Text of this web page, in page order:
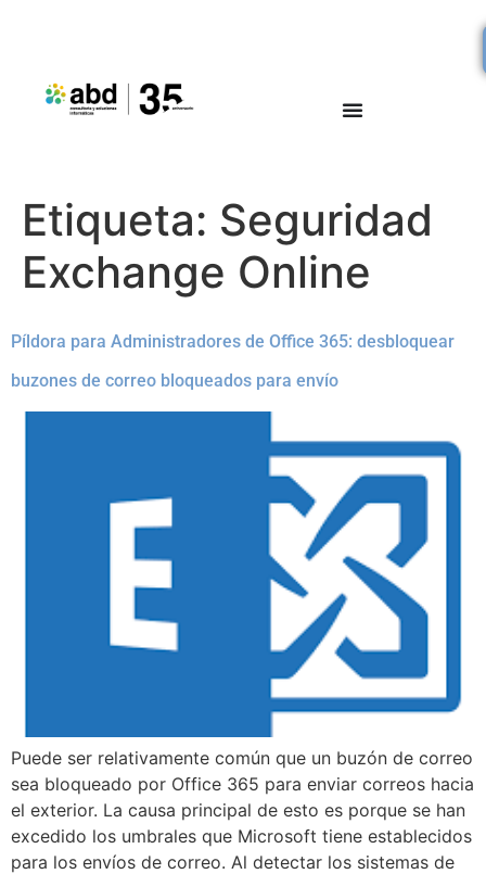
Etiqueta: Seguridad
Exchange Online
Píldora para Administradores de Office 365: desbloquear
buzones de correo bloqueados para envío
Puede ser relativamente común que un buzón de correo
sea bloqueado por Office 365 para enviar correos hacia
el exterior. La causa principal de esto es porque se han
excedido los umbrales que Microsoft tiene establecidos
para los envíos de correo. Al detectar los sistemas de